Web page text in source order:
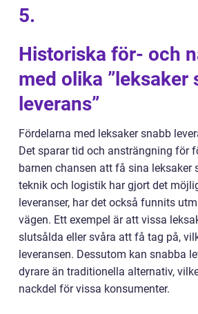
5.
Historiska för- och
med olika ”leksaker
leverans”
Fördelarna med leksaker snabb
Det sparar tid och ansträngning för
barnen chansen att få sina leksaker
teknik och logistik har gjort det
leveranser, har det också funnits
vägen. Ett exempel är att vissa
slutsålda eller svåra att få tag på,
leveransen. Dessutom kan snabba
dyrare än traditionella alternativ,
nackdel för vissa konsumenter.